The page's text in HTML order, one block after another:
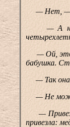
— Нет, —
— А на
— Ой, это
бабушка.
— Так она
— Не
—
привезла: